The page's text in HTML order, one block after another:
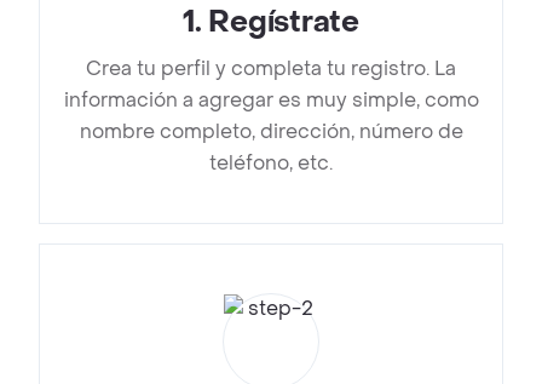
1. Regístrate
Crea tu perfil y completa tu registro. La
información a agregar es muy simple, como
nombre completo, dirección, número de
teléfono, etc.